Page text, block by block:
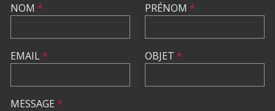
NOM *
EMAIL*
PRÉNOM *
OBJET *
MESSAGE *